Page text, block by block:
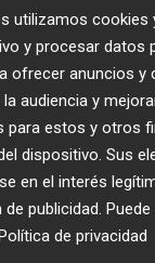
utilizamos cookies
y procesar datos
ofrecer anuncios
audiencia y
para estos y otros
dispositivo. Sus
en el interés
publicidad .
de privacidad